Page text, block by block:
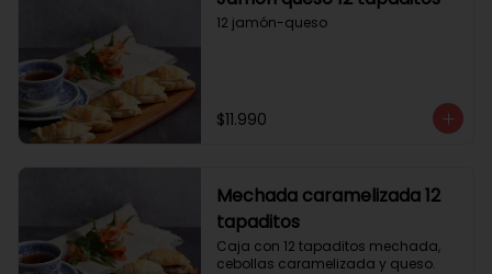
12 jamón-queso
$11.990
Mechada caramelizada 12
tapaditos
Caja con 12 tapaditos mechada,
cebollas caramelizada y queso.